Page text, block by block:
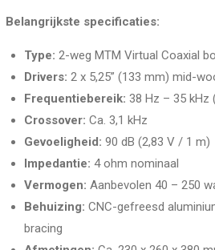
Belangrijkste specificaties:
Type: 2-weg MTM Virtual Coaxial
Drivers: 2 x 5,25” (133 mm) mid-
Frequentiebereik: 38 Hz – 35 kHz
Crossover: Ca. 3,1 kHz
Gevoeligheid: 90 dB (2,83 V / 1 m)
Impedantie: 4 ohm nominaal
Vermogen: Aanbevolen 40 – 250
Behuizing: CNC-gefreesd
bracing